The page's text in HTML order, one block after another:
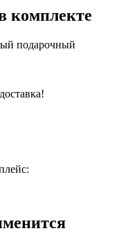
комплекте
подарочный